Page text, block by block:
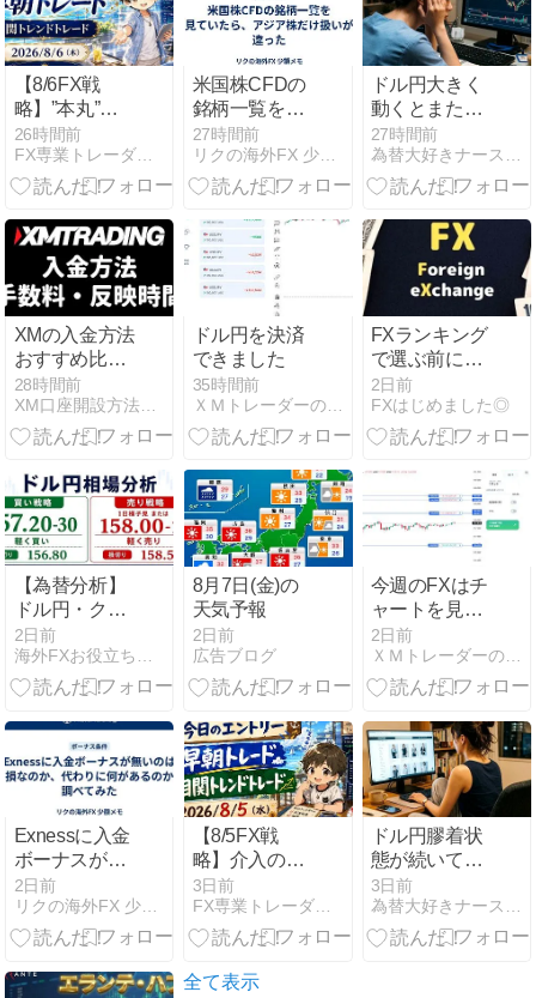
【8/6FX戦
略】”本丸”が
動き出した｜
弱い米指標で
利下げ寄り
騰・明日はい
よいよ雇用統
26時間前
FX専業トレーダー・リッチ社長のデイトレ・スキャルブログ
米国株CFDの
銘柄一覧を見
ていたら、ア
ジア株だけ扱
いが違った
27時間前
リクの海外FX 少額メモ
ドル円大きく
動くとまた介
入かと思って
しまうのです
27時間前
XMの入金方法
おすすめ比較
【2026年最
新】手数料・
反映時間と全
画面付きで解
説
28時間前
XM口座開設方法・キャッシュバック・ボーナスキャンペーン
ドル円を決済
できました
35時間前
ＸＭトレーダーの海外ＦＸブログ
FXランキング
で選ぶ前に｜
初心者が現金
取引で確認す
べき基準
2日前
FXはじめました◎
【為替分析】
ドル円・クロ
ス円予想
（8/6）
2日前
8月7日(金)の
天気予報
2日前
広告ブログ
今週のFXはチ
ャートを見て
るだけで終わ
りそう
2日前
ＸＭトレーダーの海外ＦＸブログ
Exnessに入金
ボーナスが無
いのは損なの
か、代わりに
何があるのか
2日前
リクの海外FX 少額メモ
【8/5FX戦
略】介入の熱
狂が一巡｜市
場は冷静に値
踏みを始め
ぎ”論と膠着・
3日前
ドル円膠着状
態が続いてい
るが…
3日前
全て表示